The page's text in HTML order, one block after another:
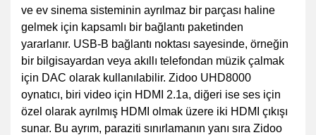
ve ev sinema sisteminin ayrılmaz bir parçası haline
gelmek için kapsamlı bir bağlantı paketinden
yararlanır. USB-B bağlantı noktası sayesinde, örneğin
bir bilgisayardan veya akıllı telefondan müzik çalmak
için DAC olarak kullanılabilir. Zidoo UHD8000
oynatıcı, biri video için HDMI 2.1a, diğeri ise ses için
özel olarak ayrılmış HDMI olmak üzere iki HDMI çıkışı
sunar. Bu ayrım, paraziti sınırlamanın yanı sıra Zidoo